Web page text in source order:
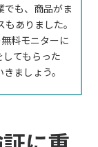
でも、商品がま
ありました。
料モニターに
てもらった
ましょう。